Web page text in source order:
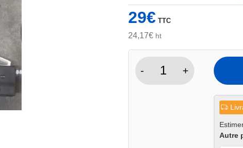
29€ TTC
24,17€ ht
-
quantité
+
Autre